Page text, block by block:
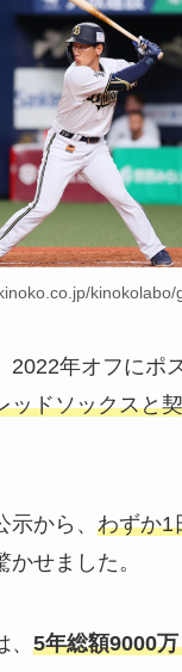
2022年オフにポ
ッドソックスと
から、 わずか1
かせました。
5年総額9000